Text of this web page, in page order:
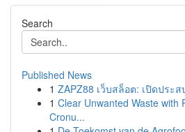
Search
Published News
1 ZAPZ88 เว็บสล็อต: เปิดปร
1 Clear Unwanted Waste with
Cronu...